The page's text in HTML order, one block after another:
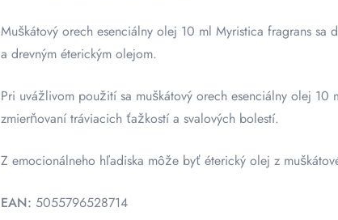
Muškátový orech esenciálny olej 10 ml Myristica fragrans
a drevným éterickým olejom.
Pri uvážlivom použití sa muškátový orech esenciálny olej
zmierňovaní tráviacich ťažkostí a svalových bolestí.
Z emocionálneho hľadiska môže byť éterický olej z
EAN: 5055796528714